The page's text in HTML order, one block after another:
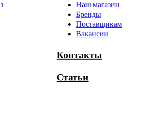
Наш магазин
Бренды
Поставщикам
Вакансии
Контакты
Статьи